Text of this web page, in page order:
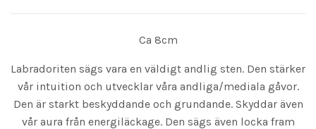
Ca 8cm
Labradoriten sägs vara en väldigt andlig sten. Den stärker
vår intuition och utvecklar våra andliga/mediala gåvor.
Den är starkt beskyddande och grundande. Skyddar även
vår aura från energiläckage. Den sägs även locka fram